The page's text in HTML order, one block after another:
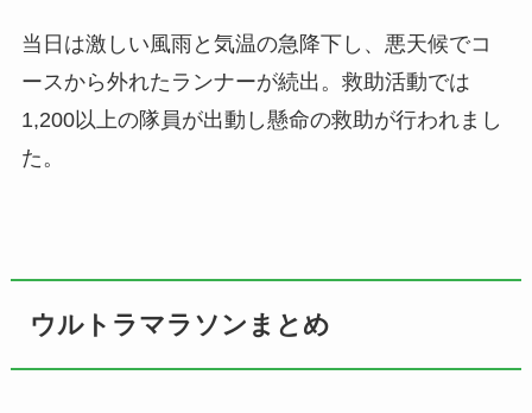
当日は激しい風雨と気温の急降下し、悪天候でコ
ースから外れたランナーが続出。救助活動では
1,200以上の隊員が出動し懸命の救助が行われまし
た。
ウルトラマラソンまとめ